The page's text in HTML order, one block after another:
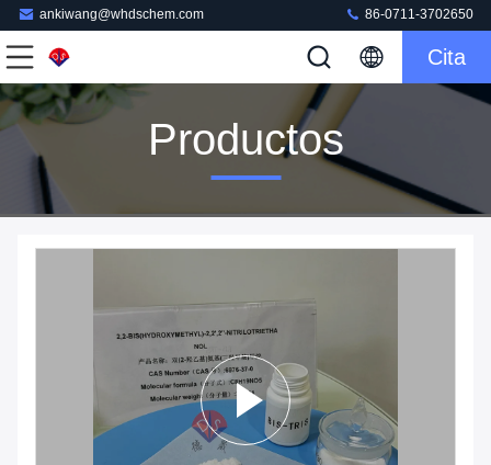
ankiwang@whdschem.com 86-0711-3702650
Cita
Productos